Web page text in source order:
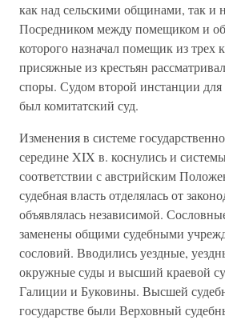
как над сельскими общинами, так и
Посредником между помещиком и
которого назначал помещик из трех
присяжные из крестьян
споры. Судом второй инстанции
был комитатский суд.
Изменения в системе
середине XIX в. коснулись и
соответствии с австрийским
судебная власть отделялась от
объявлялась независимой.
заменены общими судебными
сословий. Вводились уездные,
окружные суды и высший краевой
Галиции и Буковины. Высшей
государстве были Верховный